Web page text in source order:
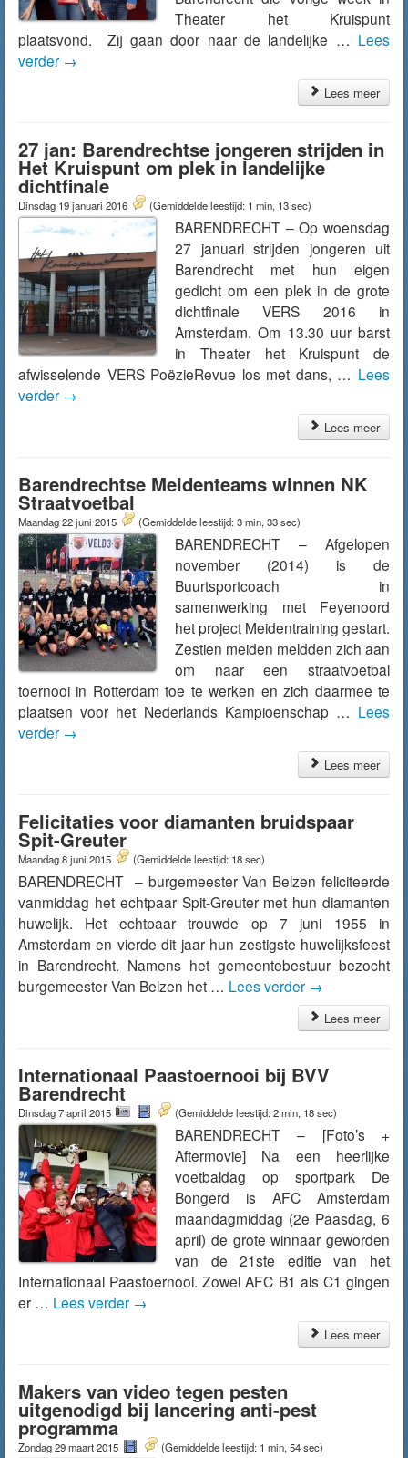
Theater het Kruispunt
plaatsvond. Zij gaan door naar de landelijke … Lees
verder →
Lees meer
27 jan: Barendrechtse jongeren strijden in
Het Kruispunt om plek in landelijke
dichtfinale
Dinsdag 19 januari 2016 (Gemiddelde leestijd: 1 min, 13 sec)
BARENDRECHT – Op woensdag
27 januari strijden jongeren uit
Barendrecht met hun eigen
gedicht om een plek in de grote
dichtfinale VERS 2016 in
Amsterdam. Om 13.30 uur barst
in Theater het Kruispunt de
afwisselende VERS PoëzieRevue los met dans, … Lees
verder →
Lees meer
Barendrechtse Meidenteams winnen NK
Straatvoetbal
Maandag 22 juni 2015 (Gemiddelde leestijd: 3 min, 33 sec)
BARENDRECHT – Afgelopen
november (2014) is de
Buurtsportcoach in
samenwerking met Feyenoord
het project Meidentraining gestart.
Zestien meiden meldden zich aan
om naar een straatvoetbal
toernooi in Rotterdam toe te werken en zich daarmee te
plaatsen voor het Nederlands Kampioenschap … Lees
verder →
Lees meer
Felicitaties voor diamanten bruidspaar
Spit-Greuter
Maandag 8 juni 2015 (Gemiddelde leestijd: 18 sec)
BARENDRECHT – burgemeester Van Belzen feliciteerde
vanmiddag het echtpaar Spit-Greuter met hun diamanten
huwelijk. Het echtpaar trouwde op 7 juni 1955 in
Amsterdam en vierde dit jaar hun zestigste huwelijksfeest
in Barendrecht. Namens het gemeentebestuur bezocht
burgemeester Van Belzen het … Lees verder →
Lees meer
Internationaal Paastoernooi bij BVV
Barendrecht
Dinsdag 7 april 2015 (Gemiddelde leestijd: 2 min, 18 sec)
BARENDRECHT – [Foto’s +
Aftermovie] Na een heerlijke
voetbaldag op sportpark De
Bongerd is AFC Amsterdam
maandagmiddag (2e Paasdag, 6
april) de grote winnaar geworden
van de 21ste editie van het
Internationaal Paastoernooi. Zowel AFC B1 als C1 gingen
er … Lees verder →
Lees meer
Makers van video tegen pesten
uitgenodigd bij lancering anti-pest
programma
Zondag 29 maart 2015 (Gemiddelde leestijd: 1 min, 54 sec)